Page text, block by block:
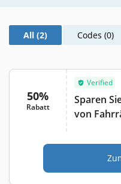
All (2) Codes (0)
50%
Rabatt
Verified
Sparen
von